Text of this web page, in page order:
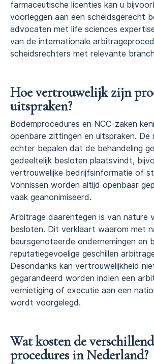
farmaceutische licenties kan u
voorleggen aan een scheidsgerecht
advocaten met life sciences
van de internationale
scheidsrechters met relevante
Hoe vertrouwelijk zijn
uitspraken?
Bodemprocedures en NCC-zaken
openbare zittingen en uitspraken. De
echter bepalen dat de behandeling
gedeeltelijk besloten plaatsvindt,
vertrouwelijke bedrijfsinformatie of
Vonnissen worden altijd openbaar
vaak geanonimiseerd.
Arbitrage daarentegen is van nature
besloten. Dit verklaart waarom met
beursgenoteerde ondernemingen en
reputatiegevoelige geschillen
Desondanks kan vertrouwelijkheid
gegarandeerd worden indien een
vernietiging of executie aan een
wordt voorgelegd.
Wat kosten de
procedures in Nederland?